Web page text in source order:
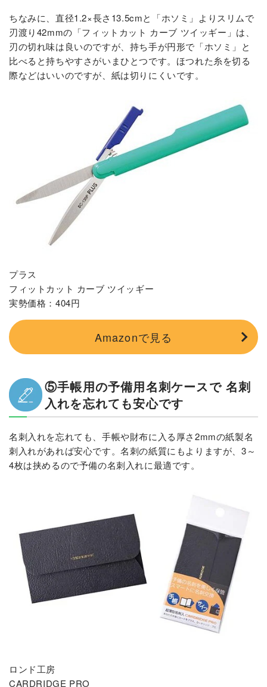
ちなみに、直径1.2×長さ13.5cmと「ホソミ」よりスリムで
刃渡り42mmの「フィットカット カーブ ツイッギー」は、
刃の切れ味は良いのですが、持ち手が円形で「ホソミ」と
比べると持ちやすさがいまひとつです。ほつれた糸を切る
際などはいいのですが、紙は切りにくいです。
プラス
フィットカット カーブ ツイッギー
実勢価格：404円
Amazonで見る
⑤手帳用の予備用名刺ケースで 名刺
入れを忘れても安心です
名刺入れを忘れても、手帳や財布に入る厚さ2mmの紙製名
刺入れがあれば安心です。名刺の紙質にもよりますが、3～
4枚は挟めるので予備の名刺入れに最適です。
ロンド工房
CARDRIDGE PRO